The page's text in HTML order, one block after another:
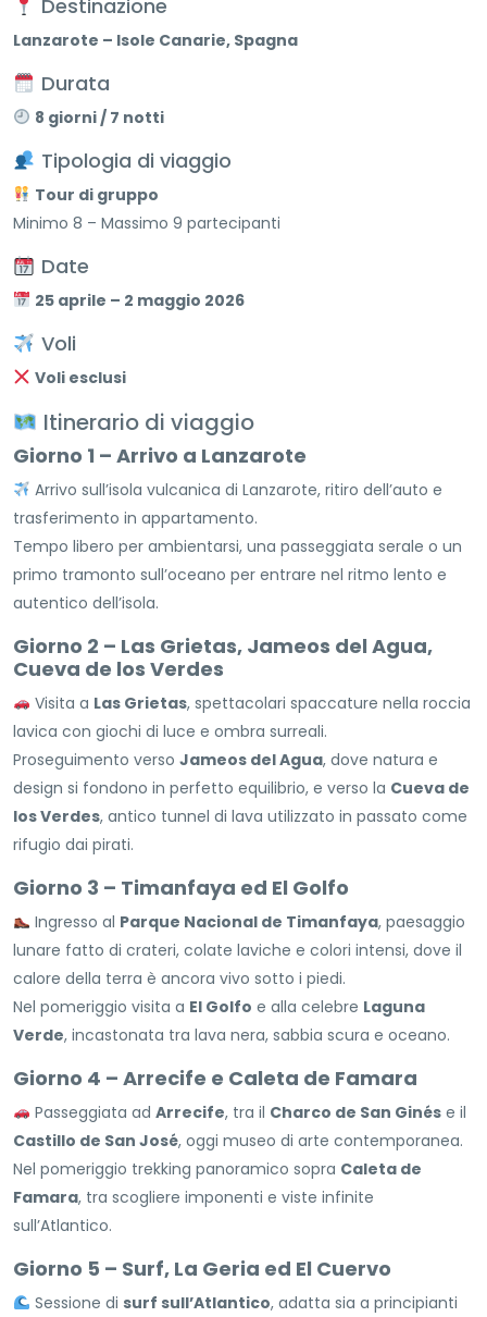
Destinazione
Lanzarote – Isole Canarie, Spagna
Durata
8 giorni / 7 notti
Tipologia di viaggio
Tour di gruppo
Minimo 8 – Massimo 9 partecipanti
Date
25 aprile – 2 maggio 2026
Voli
Voli esclusi
Itinerario di viaggio
Giorno 1 – Arrivo a Lanzarote
Arrivo sull’isola vulcanica di Lanzarote, ritiro dell’auto e
trasferimento in appartamento.
Tempo libero per ambientarsi, una passeggiata serale o un
primo tramonto sull’oceano per entrare nel ritmo lento e
autentico dell’isola.
Giorno 2 – Las Grietas, Jameos del Agua,
Cueva de los Verdes
Visita a Las Grietas, spettacolari spaccature nella roccia
lavica con giochi di luce e ombra surreali.
Proseguimento verso Jameos del Agua, dove natura e
design si fondono in perfetto equilibrio, e verso la Cueva de
los Verdes, antico tunnel di lava utilizzato in passato come
rifugio dai pirati.
Giorno 3 – Timanfaya ed El Golfo
Ingresso al Parque Nacional de Timanfaya, paesaggio
lunare fatto di crateri, colate laviche e colori intensi, dove il
calore della terra è ancora vivo sotto i piedi.
Nel pomeriggio visita a El Golfo e alla celebre Laguna
Verde, incastonata tra lava nera, sabbia scura e oceano.
Giorno 4 – Arrecife e Caleta de Famara
Passeggiata ad Arrecife, tra il Charco de San Ginése il
Castillo de San José, oggi museo di arte contemporanea.
Nel pomeriggio trekking panoramico sopra Caleta de
Famara, tra scogliere imponenti e viste infinite
sull’Atlantico.
Giorno 5 – Surf, La Geria ed El Cuervo
Sessione di surf sull’Atlantico, adatta sia a principianti